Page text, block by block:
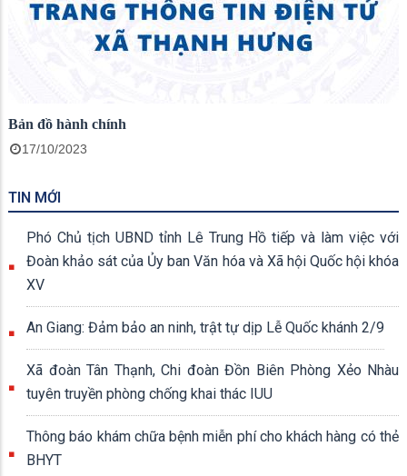
Bản đồ hành chính
17/10/2023
TIN MỚI
Phó Chủ tịch UBND tỉnh Lê Trung Hồ tiếp và làm việc với
Đoàn khảo sát của Ủy ban Văn hóa và Xã hội Quốc hội khóa
XV
An Giang: Đảm bảo an ninh, trật tự dịp Lễ Quốc khánh 2/9
Xã đoàn Tân Thạnh, Chi đoàn Đồn Biên Phòng Xẻo Nhàu
tuyên truyền phòng chống khai thác IUU
Thông báo khám chữa bệnh miễn phí cho khách hàng có thẻ
BHYT